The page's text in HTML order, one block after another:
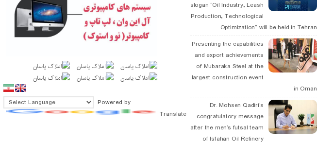
slogan “Oil Industry, Leash
Production, Technological
Optimization” will be held in Tehran
Presenting the capabilities
and export achievements
of Mubaraka Steel at the
largest construction event
in Oman
Dr. Mohsen Qadiri’s
congratulatory message
after the men’s futsal team
of Isfahan Oil Refinery
Powered by
Translate